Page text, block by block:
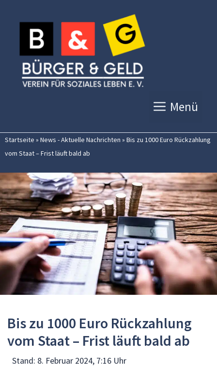
Inhalt
springen
Menü
Startseite » News - Aktuelle Nachrichten » Bis zu 1000 Euro Rückzahlung
vom Staat – Frist läuft bald ab
Bis zu 1000 Euro Rückzahlung
vom Staat – Frist läuft bald ab
Stand: 8. Februar 2024, 7:16 Uhr